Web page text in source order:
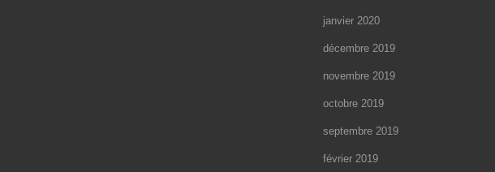
janvier 2020
décembre 2019
novembre 2019
octobre 2019
septembre 2019
février 2019